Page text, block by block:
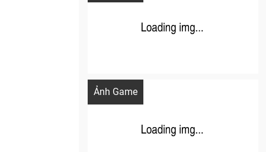
Ảnh Game